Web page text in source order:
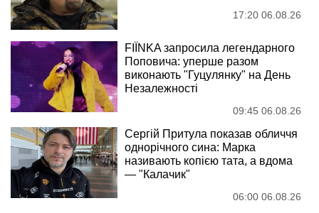
17:20 06.08.26
FIÏNKA запросила легендарного
Поповича: уперше разом
виконають "Гуцулянку" на День
Незалежності
09:45 06.08.26
Сергій Притула показав обличчя
однорічного сина: Марка
називають копією тата, а вдома
— "Калачик"
06:00 06.08.26